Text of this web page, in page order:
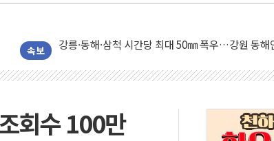
속보
美, 이란전 출구전략 만지작…공습 한계·탄약 부족
폐기물 수거하다 참변…60대 환경미화원 수거차에
서울 중랑구 주택가서 흉기 난동…60대 남성 2명
여수 오동도 인근 해상서 모터보트 전복…1명 사망
추미애, '위안부' 피해자 기림의 날 참석..."국제적
회수 100만